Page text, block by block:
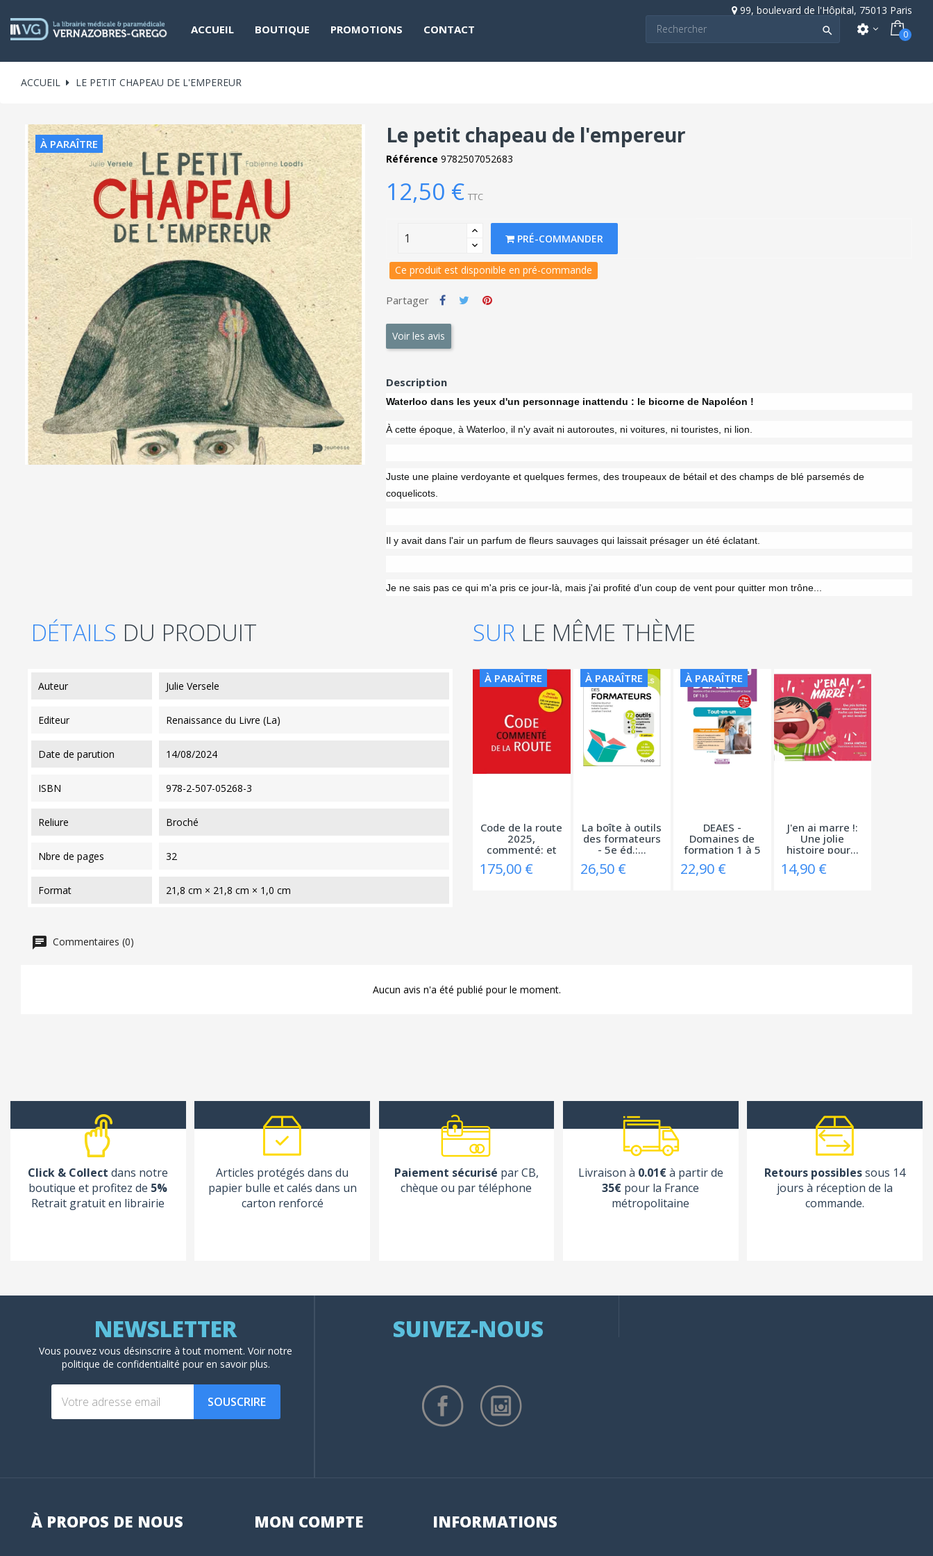
99, boulevard de l'Hôpital, 75013 Paris
ACCUEIL BOUTIQUE PROMOTIONS CONTACT  settings 0
ACCUEIL LE PETIT CHAPEAU DE L'EMPEREUR
À PARAÎTRE Le petit chapeau de l'empereur
Référence 9782507052683
12,50 € TTC
PRÉ-COMMANDER
Ce produit est disponible en pré-commande
Partager
Voir les avis
Description
Waterloo dans les yeux d'un personnage inattendu : le bicorne de Napoléon !
À cette époque, à Waterloo, il n'y avait ni autoroutes, ni voitures, ni touristes, ni lion.
Juste une plaine verdoyante et quelques fermes, des troupeaux de bétail et des champs de blé parsemés de
coquelicots.
Il y avait dans l'air un parfum de fleurs sauvages qui laissait présager un été éclatant.
Je ne sais pas ce qui m'a pris ce jour-là, mais j'ai profité d'un coup de vent pour quitter mon trône...
DÉTAILS DU PRODUIT
auteur Julie Versele
editeur Renaissance du Livre (La)
date de parution 14/08/2024
ISBN 978-2-507-05268-3
reliure Broché
nbre de pages 32
format 21,8 cm × 21,8 cm × 1,0 cm
SUR LE MÊME THÈME
À PARAÎTRE
Code de la route
2025,
commenté: et
175,00 €
À PARAÎTRE
La boîte à outils
des formateurs
- 5e éd.:...
26,50 €
À PARAÎTRE
DEAES -
Domaines de
formation 1 à 5
22,90 €
J'en ai marre !:
Une jolie
histoire pour...
14,90 €
Commentaires (0)
Aucun avis n'a été publié pour le moment.
Click & Collect dans notre
boutique et profitez de 5%
Retrait gratuit en librairie
Articles protégés dans du
papier bulle et calés dans un
carton renforcé
Paiement sécurisé par CB,
chèque ou par téléphone
Livraison à 0.01€à partir de
35€ pour la France
métropolitaine
Retours possiblessous 14
jours à réception de la
commande.
Vous pouvez vous désinscrire à tout moment. Voirnotre
politique de confidentialité pour en savoir plus.
SOUSCRIRE
SUIVEZ-NOUS
À PROPOS DE NOUS MON COMPTE INFORMATIONS